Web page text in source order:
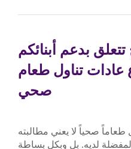
بدعم أبنائكم
عادات تناول طعام
صحي
طعاماً صحياً لا يعني مطالبته
لديه. بل وبكل بساطة